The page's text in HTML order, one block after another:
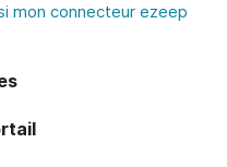
mon connecteur ezeep